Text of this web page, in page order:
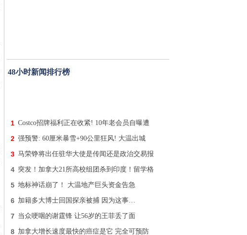
48小时新闻排行榜
1 Costco招牌福利正在收紧! 10年老会员自曝遭
2 强预警: 60厘米暴雪+90公里狂风! 大温出城
3 马荣铮将出任驻华大使是传闻还是政治交易报
4 突发！加拿大21所高校组团杀到印度！留学格
5 地标神话崩了！ 大温地产巨头资金告急
6 加籍多大博士回国探亲被捕 因为这事…
7 当众哽咽的谢霆锋 让56岁的王菲丢了面
8 加拿大增长速度最快的癌症是它 完全可预防